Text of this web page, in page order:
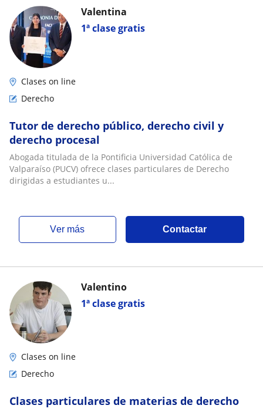
1ª clase gratis
Valentina
Clases on line
Derecho
Tutor de derecho público, derecho civil y
derecho procesal
Abogada titulada de la Pontificia Universidad Católica de
Valparaíso (PUCV) ofrece clases particulares de Derecho
dirigidas a estudiantes u...
ver más Contactar
1ª clase gratis
Valentino
Clases on line
Derecho
Clases particulares de materias de derecho